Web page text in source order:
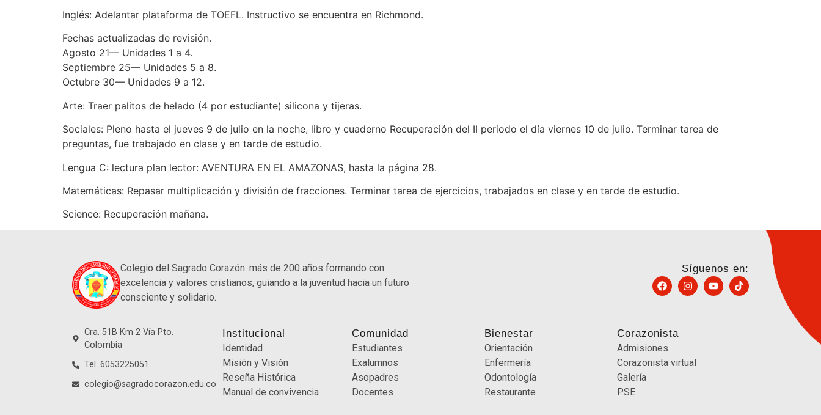
Inglés: Adelantar plataforma de TOEFL. Instructivo se encuentra en Richmond.
Fechas actualizadas de revisión.
Agosto 21— Unidades 1 a 4.
Septiembre 25— Unidades 5 a 8.
Octubre 30— Unidades 9 a 12.
Arte: Traer palitos de helado (4 por estudiante) silicona y tijeras.
Sociales: Pleno hasta el jueves 9 de julio en la noche, libro y cuaderno Recuperación del II periodo el día viernes 10 de julio. Terminar tarea de
preguntas, fue trabajado en clase y en tarde de estudio.
Lengua C: lectura plan lector: AVENTURA EN EL AMAZONAS, hasta la página 28.
Matemáticas: Repasar multiplicación y división de fracciones. Terminar tarea de ejercicios, trabajados en clase y en tarde de estudio.
Science: Recuperación mañana.
Colegio del Sagrado Corazón: más de 200 años formando con
excelencia y valores cristianos, guiando a la juventud hacia un futuro
consciente y solidario.
Síguenos en:
Cra. 51B Km 2 Vía Pto.
Colombia
Tel. 6053225051
colegio@sagradocorazon.edu.co
Institucional
Identidad
Misión y Visión
Reseña Histórica
Manual de convivencia
Comunidad
Estudiantes
Exalumnos
Asopadres
Docentes
Bienestar
Orientación
Enfermería
Odontología
Restaurante
Corazonista
Admisiones
Corazonista virtual
Galería
PSE